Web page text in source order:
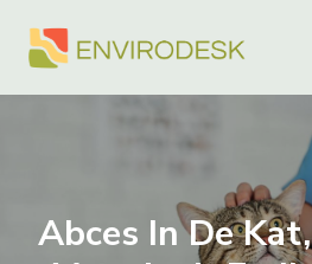
naar
Abces In De